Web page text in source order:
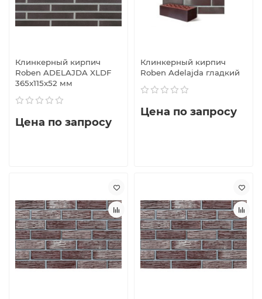
Клинкерный кирпич
Roben ADELAJDA XLDF
365x115x52 мм
Цена по запросу
Клинкерный кирпич
Roben Adelajda гладкий
Цена по запросу